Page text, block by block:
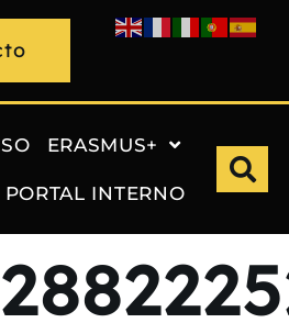
ERASMUS+
PORTAL INTERNO